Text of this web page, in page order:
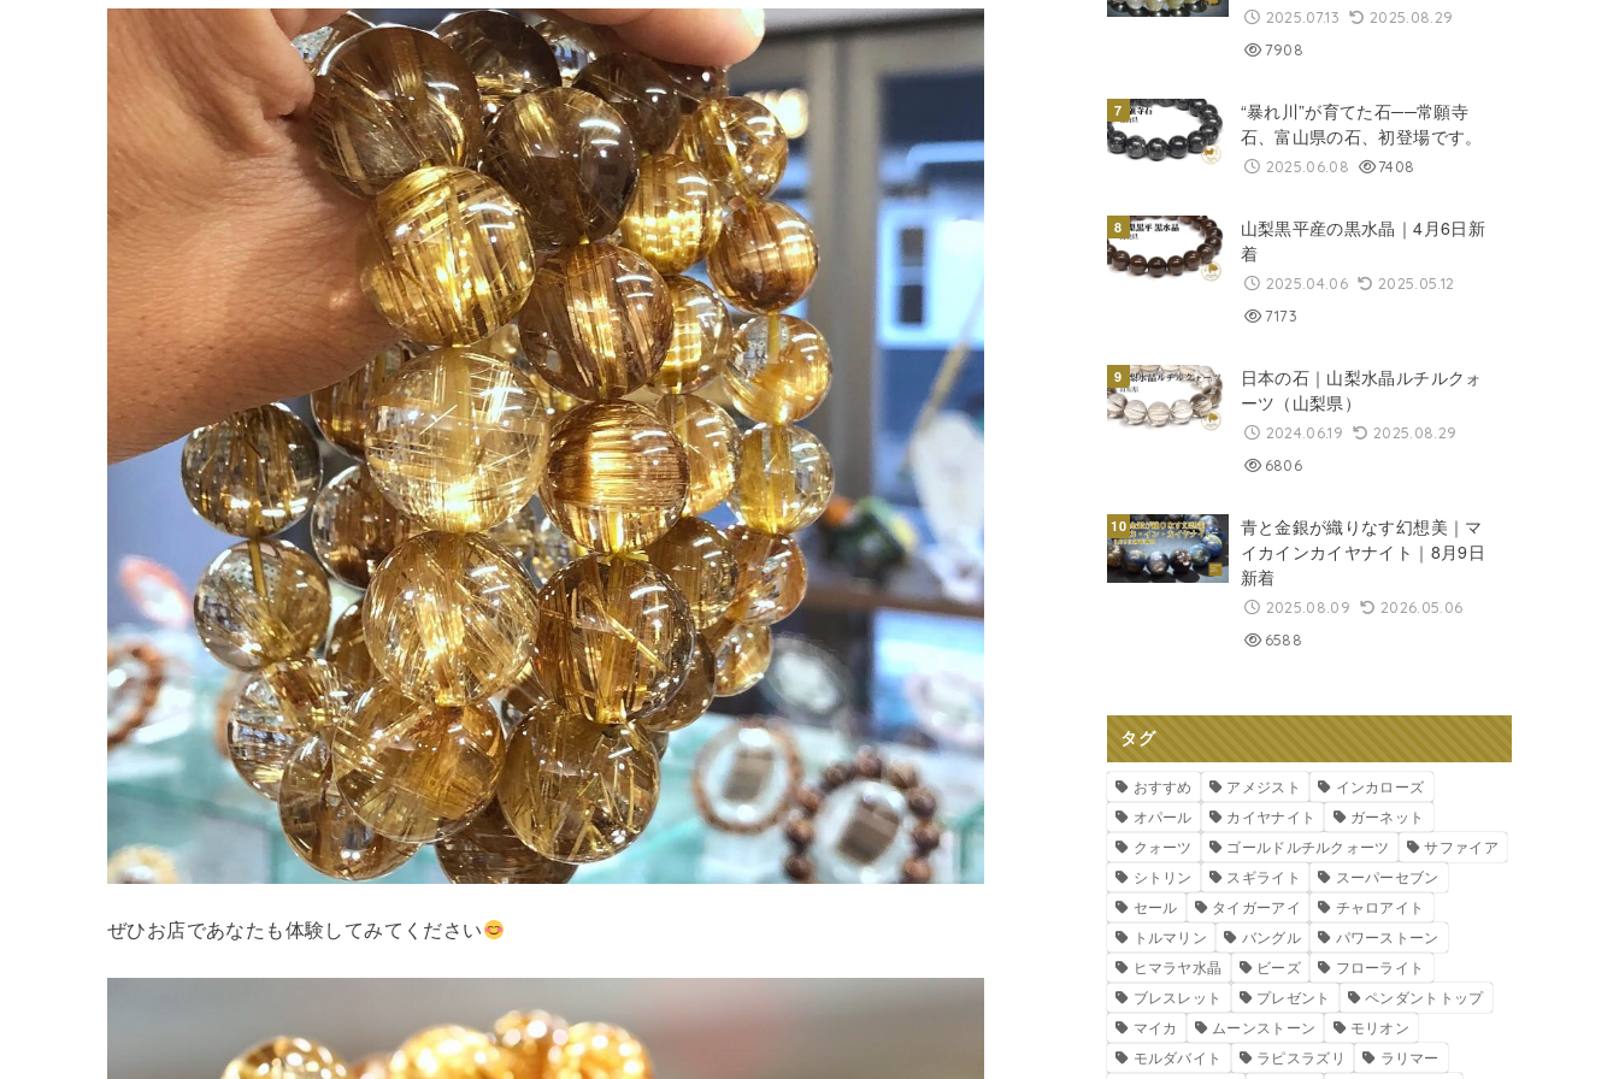
ぜひお店であなたも体験してみてください
2025.07.13
2025.08.29
7908
“暴れ川”が育てた石──常願寺
石、富山県の石、初登場です。
2025.06.08 7408
山梨黒平産の黒水晶｜4月6日新
着
2025.04.06
2025.05.12
7173
日本の石｜山梨水晶ルチルクォ
ーツ（山梨県）
2024.06.19
2025.08.29
6806
青と金銀が織りなす幻想美｜マ
イカインカイヤナイト｜8月9日
新着
2025.08.09
2026.05.06
6588
タグ
おすすめ アメジスト
インカローズ
オパール
カイヤナイト
ガーネット
クォーツ
ゴールドルチルクォーツ
サファイア
シトリン
スギライト
スーパーセブン
セール
タイガーアイ
チャロアイト
トルマリン
バングル
パワーストーン
ヒマラヤ水晶
ビーズ
フローライト
ブレスレット
プレゼント
ペンダントトップ
マイカ
ムーンストーン
モリオン
モルダバイト
ラピスラズリ
ラリマー